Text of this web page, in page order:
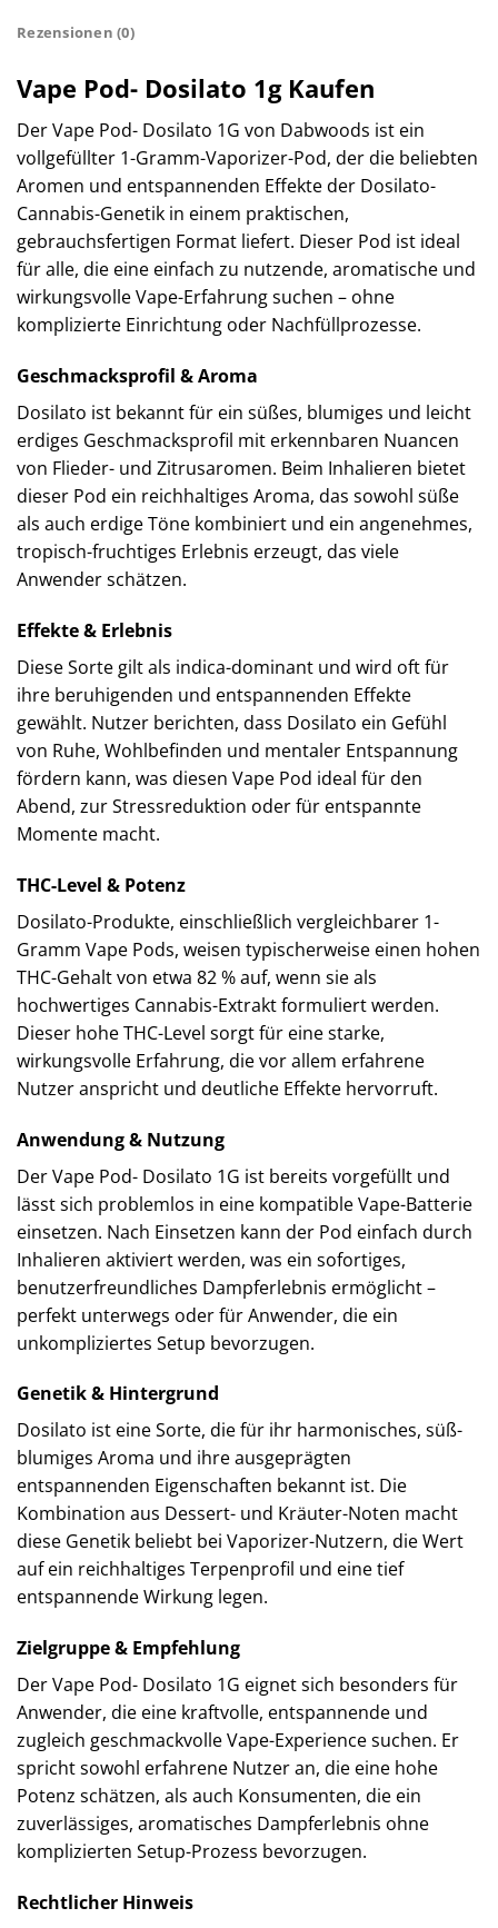
Rezensionen (0)
Vape Pod- Dosilato 1g Kaufen
Der Vape Pod- Dosilato 1G von Dabwoods ist ein
vollgefüllter 1-Gramm-Vaporizer-Pod, der die beliebten
Aromen und entspannenden Effekte der Dosilato-
Cannabis-Genetik in einem praktischen,
gebrauchsfertigen Format liefert. Dieser Pod ist ideal
für alle, die eine einfach zu nutzende, aromatische und
wirkungsvolle Vape-Erfahrung suchen – ohne
komplizierte Einrichtung oder Nachfüllprozesse.
Geschmacksprofil & Aroma
Dosilato ist bekannt für ein süßes, blumiges und leicht
erdiges Geschmacksprofil mit erkennbaren Nuancen
von Flieder- und Zitrusaromen. Beim Inhalieren bietet
dieser Pod ein reichhaltiges Aroma, das sowohl süße
als auch erdige Töne kombiniert und ein angenehmes,
tropisch-fruchtiges Erlebnis erzeugt, das viele
Anwender schätzen.
Effekte & Erlebnis
Diese Sorte gilt als indica-dominant und wird oft für
ihre beruhigenden und entspannenden Effekte
gewählt. Nutzer berichten, dass Dosilato ein Gefühl
von Ruhe, Wohlbefinden und mentaler Entspannung
fördern kann, was diesen Vape Pod ideal für den
Abend, zur Stressreduktion oder für entspannte
Momente macht.
THC-Level & Potenz
Dosilato-Produkte, einschließlich vergleichbarer 1-
Gramm Vape Pods, weisen typischerweise einen hohen
THC-Gehalt von etwa 82 % auf, wenn sie als
hochwertiges Cannabis-Extrakt formuliert werden.
Dieser hohe THC-Level sorgt für eine starke,
wirkungsvolle Erfahrung, die vor allem erfahrene
Nutzer anspricht und deutliche Effekte hervorruft.
Anwendung & Nutzung
Der Vape Pod- Dosilato 1G ist bereits vorgefüllt und
lässt sich problemlos in eine kompatible Vape-Batterie
einsetzen. Nach Einsetzen kann der Pod einfach durch
Inhalieren aktiviert werden, was ein sofortiges,
benutzerfreundliches Dampferlebnis ermöglicht –
perfekt unterwegs oder für Anwender, die ein
unkompliziertes Setup bevorzugen.
Genetik & Hintergrund
Dosilato ist eine Sorte, die für ihr harmonisches, süß-
blumiges Aroma und ihre ausgeprägten
entspannenden Eigenschaften bekannt ist. Die
Kombination aus Dessert- und Kräuter-Noten macht
diese Genetik beliebt bei Vaporizer-Nutzern, die Wert
auf ein reichhaltiges Terpenprofil und eine tief
entspannende Wirkung legen.
Zielgruppe & Empfehlung
Der Vape Pod- Dosilato 1G eignet sich besonders für
Anwender, die eine kraftvolle, entspannende und
zugleich geschmackvolle Vape-Experience suchen. Er
spricht sowohl erfahrene Nutzer an, die eine hohe
Potenz schätzen, als auch Konsumenten, die ein
zuverlässiges, aromatisches Dampferlebnis ohne
komplizierten Setup-Prozess bevorzugen.
Rechtlicher Hinweis